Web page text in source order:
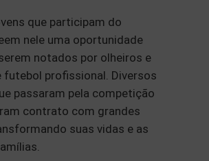
que participam do
nele uma oportunidade
notados por olheiros e
futebol profissional. Diversos
passaram pela competição
contrato com grandes
suas vidas e as